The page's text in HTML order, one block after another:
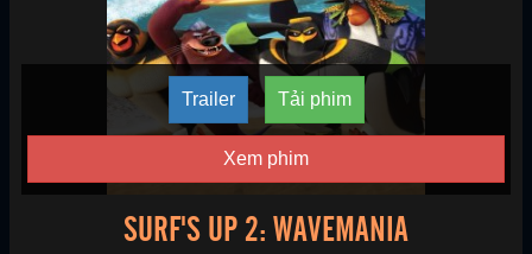
Trailer Tải phim
Xem phim
SURF'S UP 2: WAVEMANIA